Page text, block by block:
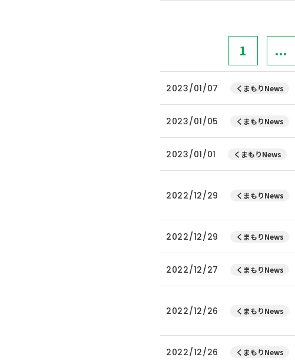
1 ...
2023/01/07 くまもりNews
2023/01/05 くまもりNews
2023/01/01 くまもりNews
2022/12/29 くまもりNews
2022/12/29 くまもりNews
2022/12/27 くまもりNews
2022/12/26 くまもりNews
2022/12/26 くまもりNews